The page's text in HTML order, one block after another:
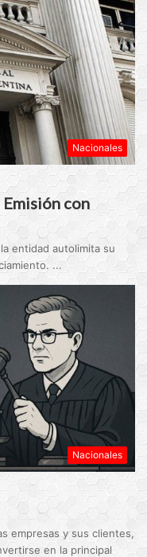
Nacionales
con
entidad autolimita su
...
Nacionales
empresas y sus clientes,
en la principal